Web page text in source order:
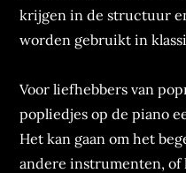
krijgen in de structuur
worden gebruikt in
Voor liefhebbers van
popliedjes op de piano
Het kan gaan om het
andere instrumenten,